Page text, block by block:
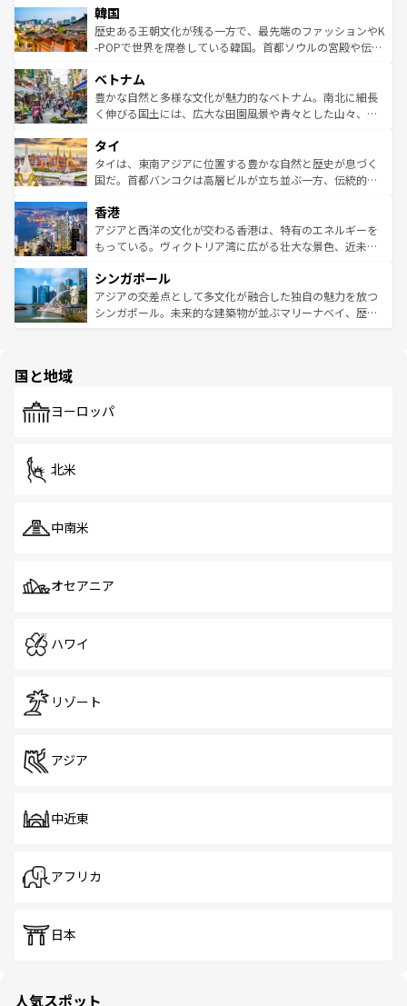
はコンテンツ一覧
いる。アクティビティも充実しており、サーフィンやダイ
ビング、ハイキングなど、アウトドア好きにはたまらな
い。オーストラリアの多彩な魅力を存分に味わいつくそ
参照してほしい。
ン）、静ひつな山岳地帯である台湾東部など、都市の喧騒
と山間の静けさが共存しており、訪れる人に新しい発見と
驚きをもたらしてくれる。また、奥深い台湾の食文化も魅
容にもいいと評判のスイーツなど、バラエティ豊かな料理
が味わえる。 なお、新着の台湾情報は コンテンツ一覧を参
照してほしい。
韓国
歴史ある王朝文化が残る一方で、最先端のファッションやK
-POPで世界を席巻している韓国。首都ソウルの宮殿や伝統
き、地方に足を延ばせば四季折々の自然美を楽しむことが
できる。そして、キムチや焼肉、絶品のストリートフード
まで、さまざまな韓国料理が待っている。夜には、韓国な
リティに包まれながら、韓国の多彩な魅力を心ゆくまで味
わってみてほしい。 なお、新着の韓国情報はコンテンツ一
覧を参照してほしい。
ベトナム
豊かな自然と多様な文化が魅力的なベトナム。南北に細長
く伸びる国土には、広大な田園風景や青々とした山々、世
急速な発展と共に伝統が息づく。ハノイの古い町並みやホ
ーチミン市のフランス統治時代の建物も、独特の雰囲気を
醸し出している。また、バラエティの豊かさとおいしさで
とつ。フォーやバインミー、ベトナムコーヒーなどは、ぜ
ひ現地で味わいたい。どの地域を訪れてもあたたかい人々
が旅行者を迎えてくれるので、きっと忘れられない旅にな
参照してほしい。
タイ
タイは、東南アジアに位置する豊かな自然と歴史が息づく
国だ。首都バンコクは高層ビルが立ち並ぶ一方、伝統的な
の活気が交差している。北部ではチェンマイなどの山岳地
帯で自然と触れ合い、南部ではプーケットやクラビの美し
いビーチでリゾート気分を楽しむことができる。タイ料理
激する。気候は一年中温暖で、どの季節にも異なる楽しみ
が待っている。親しみやすいタイの人々、仏教を中心とし
た文化、そして多様な観光資源が、訪れる旅人を魅了し続
香港
アジアと西洋の文化が交わる香港は、特有のエネルギーを
もっている。ヴィクトリア湾に広がる壮大な景色、近未来
み、どこを訪れても感動するはず。観光スポットが密集し
ており、効率よく見どころを回れるのも魅力。息をのむよ
うな絶景から文化的な体験まで、香港を存分に楽しみ尽く
シンガポール
アジアの交差点として多文化が融合した独自の魅力を放つ
シンガポール。未来的な建築物が並ぶマリーナベイ、歴史
で、ホーカーズは地元の風情を楽しめる外せないスポット
国と地域
ヨーロッパ
北米
中南米
オセアニア
ハワイ
リゾート
アジア
中近東
アフリカ
日本
人気スポット